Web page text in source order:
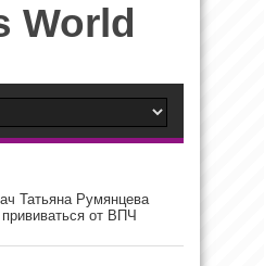
World
Татьяна Румянцева
от ВПЧ